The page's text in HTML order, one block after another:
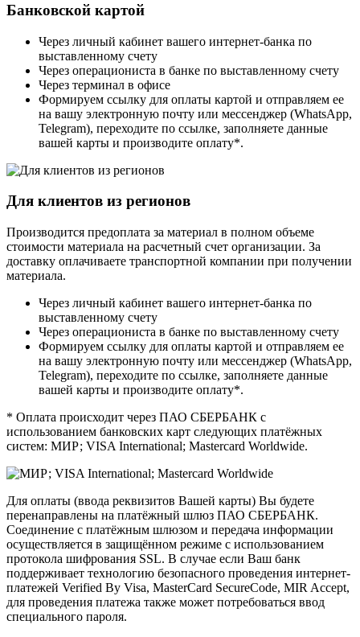
Банковской картой
Через личный кабинет вашего интернет-банка по
выставленному счету
Через операциониста в банке по выставленному счету
Через терминал в офисе
Формируем ссылку для оплаты картой и отправляем ее
на вашу электронную почту или мессенджер (WhatsApp,
Telegram), переходите по ссылке, заполняете данные
вашей карты и производите оплату*.
Для клиентов из регионов
Производится предоплата за материал в полном объеме
стоимости материала на расчетный счет организации. За
доставку оплачиваете транспортной компании при получении
материала.
Через личный кабинет вашего интернет-банка по
выставленному счету
Через операциониста в банке по выставленному счету
Формируем ссылку для оплаты картой и отправляем ее
на вашу электронную почту или мессенджер (WhatsApp,
Telegram), переходите по ссылке, заполняете данные
вашей карты и производите оплату*.
* Оплата происходит через ПАО СБЕРБАНК с
использованием банковских карт следующих платёжных
систем: МИР; VISA International; Mastercard Worldwide.
Для оплаты (ввода реквизитов Вашей карты) Вы будете
перенаправлены на платёжный шлюз ПАО СБЕРБАНК.
Соединение с платёжным шлюзом и передача информации
осуществляется в защищённом режиме с использованием
протокола шифрования SSL. В случае если Ваш банк
поддерживает технологию безопасного проведения интернет-
платежей Verified By Visa, MasterCard SecureCode, MIR Accept,
для проведения платежа также может потребоваться ввод
специального пароля.